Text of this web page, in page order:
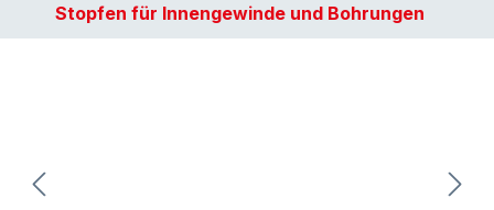
Stopfen für Innengewinde und Bohrungen